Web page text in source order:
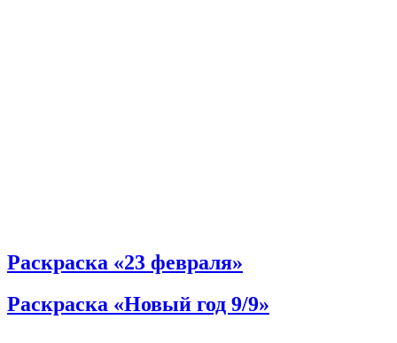
Раскраска «23 февраля»
Раскраска «Новый год 9/9»